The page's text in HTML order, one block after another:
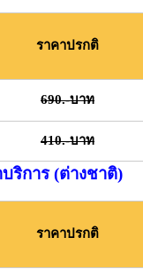
ราคาปรกติ
690.-บาท
410.-บาท
ริการ (ต่างชาติ)
ราคาปรกติ